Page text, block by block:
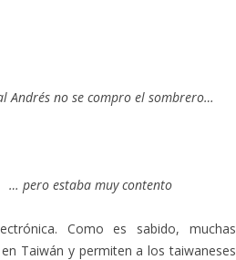
Andrés no se compro el sombrero…
… pero estaba muy contento
Como es sabido,
Taiwán y permiten a los